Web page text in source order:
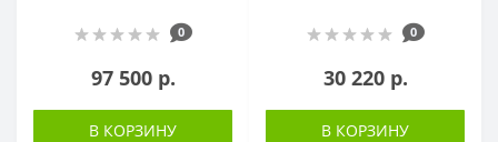
0
97 500 р.
В КОРЗИНУ
0
30 220 р.
В КОРЗИНУ